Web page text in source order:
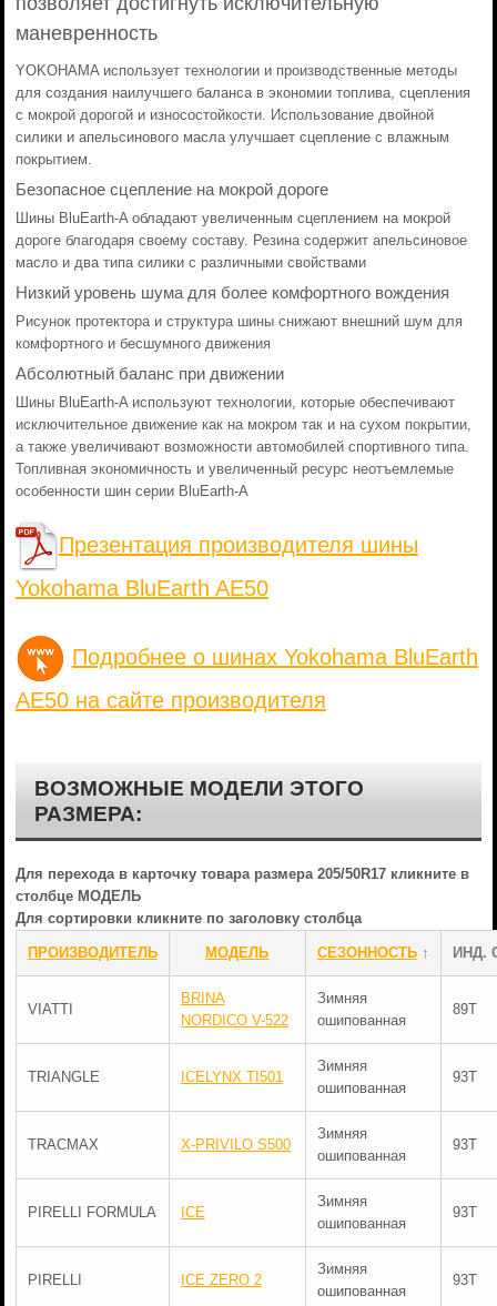
маневренность
YOKOHAMA использует технологии и производственные методы
для создания наилучшего баланса в экономии топлива, сцепления
с мокрой дорогой и износостойкости. Использование двойной
силики и апельсинового масла улучшает сцепление с влажным
покрытием.
Безопасное сцепление на мокрой дороге
Шины BluEarth-A обладают увеличенным сцеплением на мокрой
дороге благодаря своему составу. Резина содержит апельсиновое
масло и два типа силики с различными свойствами
Низкий уровень шума для более комфортного вождения
Рисунок протектора и структура шины снижают внешний шум для
комфортного и бесшумного движения
Абсолютный баланс при движении
Шины BluEarth-A используют технологии, которые обеспечивают
исключительное движение как на мокром так и на сухом покрытии,
а также увеличивают возможности автомобилей спортивного типа.
Топливная экономичность и увеличенный ресурс неотъемлемые
особенности шин серии BluEarth-A
Презентация производителя шины
Yokohama BluEarth AE50
Подробнее о шинах Yokohama BluEarth
AE50 на сайте производителя
ВОЗМОЖНЫЕ МОДЕЛИ ЭТОГО
РАЗМЕРА:
Для перехода в карточку товара размера 205/50R17 кликните в
столбце МОДЕЛЬ
Для сортировки кликните по заголовку столбца
ПРОИЗВОДИТЕЛЬ МОДЕЛЬ СЕЗОННОСТЬ↑ ИНД.
VIATTI
BRINA
NORDICO V-522
Зимняя
ошипованная
89T
TRIANGLE ICELYNX TI501
Зимняя
ошипованная
93T
TRACMAX X-PRIVILO S500
Зимняя
ошипованная
93T
PIRELLI FORMULA ICE
Зимняя
ошипованная
93T
PIRELLI ICE ZERO 2
Зимняя
ошипованная
93T